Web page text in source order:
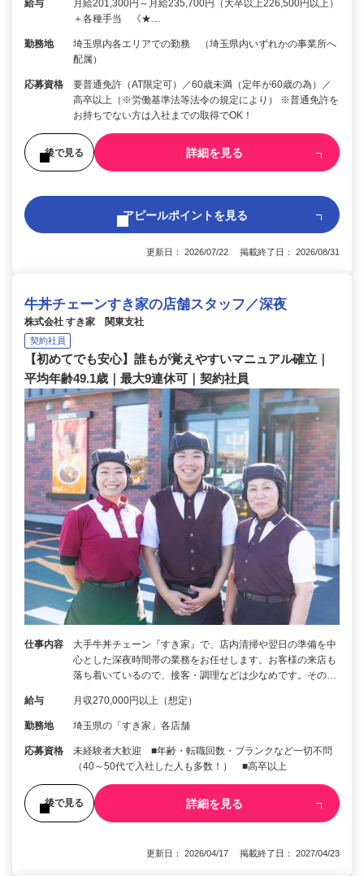
給与
月給201,300円～月給235,700円（大卒以上226,500円以上）
＋各種手当 《★…
勤務地
埼玉県内各エリアでの勤務 （埼玉県内いずれかの事業所へ
配属）
応募資格
要普通免許（AT限定可）／60歳未満（定年が60歳の為）／
高卒以上（※労働基準法等法令の規定により） ※普通免許を
お持ちでない方は入社までの取得でOK！
後で見る 詳細を見る
アピールポイントを見る
更新日： 2026/07/22 掲載終了日： 2026/08/31
牛丼チェーンすき家の店舗スタッフ／深夜
株式会社 すき家 関東支社
契約社員
【初めてでも安心】誰もが覚えやすいマニュアル確立｜
平均年齢49.1歳｜最大9連休可｜契約社員
仕事内容
大手牛丼チェーン『すき家』で、店内清掃や翌日の準備を中
心とした深夜時間帯の業務をお任せします。お客様の来店も
落ち着いているので、接客・調理などは少なめです。その…
給与 月収270,000円以上（想定）
勤務地 埼玉県の「すき家」各店舗
応募資格
未経験者大歓迎 ■年齢・転職回数・ブランクなど一切不問
（40～50代で入社した人も多数！） ■高卒以上
後で見る 詳細を見る
更新日： 2026/04/17 掲載終了日： 2027/04/23